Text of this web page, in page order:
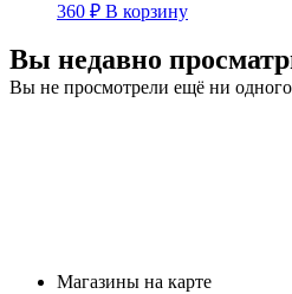
360 ₽ В корзину
Вы недавно
Вы не просмотрели ещё ни
Магазины на карте